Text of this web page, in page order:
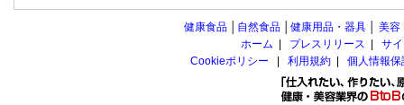
健康食品 自然食品 健康用品・器具 美容
ホーム
プレスリリース
サ
Cookieポリシー
利用規約 個人情報